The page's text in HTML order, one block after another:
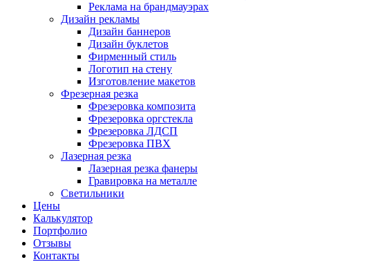
Реклама на брандмауэрах
Дизайн рекламы
Дизайн баннеров
Дизайн буклетов
Фирменный стиль
Логотип на стену
Изготовление макетов
Фрезерная резка
Фрезеровка композита
Фрезеровка оргстекла
Фрезеровка ЛДСП
Фрезеровка ПВХ
Лазерная резка
Лазерная резка фанеры
Гравировка на металле
Светильники
Цены
Калькулятор
Портфолио
Отзывы
Контакты